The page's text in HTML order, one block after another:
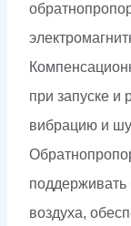
при запуске и
вибрацию и
воздуха,